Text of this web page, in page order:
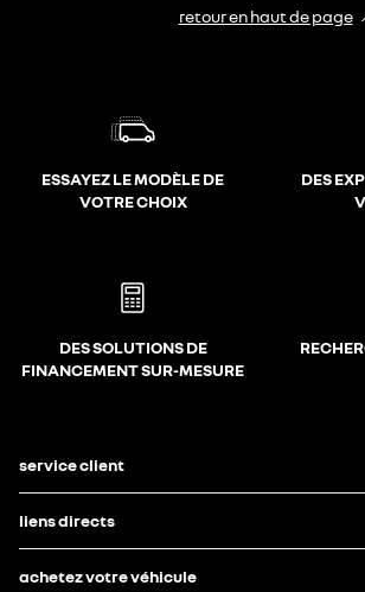
retour en haut de page​
ESSAYEZ LE MODÈLE DE
VOTRE CHOIX
DES
DES SOLUTIONS DE
FINANCEMENT SUR-MESURE
service client
liens directs
achetez votre véhicule